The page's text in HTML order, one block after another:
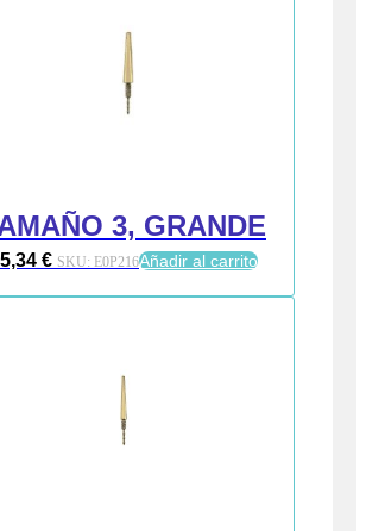
3, GRANDE
€ SKU: E0P216Añadir al carrito